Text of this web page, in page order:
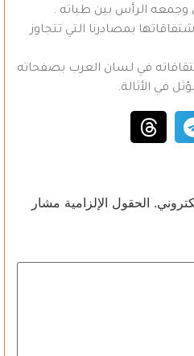
الرأس بين طياته .
بمصادرنا التي تتجاوز
في لسان العرب بصفحاته
في الأثالة.
الحقول الإلزامية مشار